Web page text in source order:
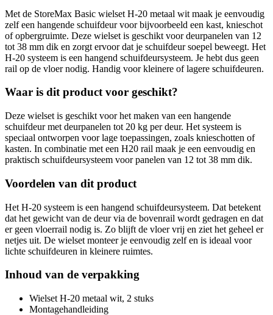
Met de StoreMax Basic wielset H-20 metaal wit maak je eenvoudig
zelf een hangende schuifdeur voor bijvoorbeeld een kast, knieschot
of opbergruimte. Deze wielset is geschikt voor deurpanelen van 12
tot 38 mm dik en zorgt ervoor dat je schuifdeur soepel beweegt. Het
H-20 systeem is een hangend schuifdeursysteem. Je hebt dus geen
rail op de vloer nodig. Handig voor kleinere of lagere schuifdeuren.
Waar is dit product voor geschikt?
Deze wielset is geschikt voor het maken van een hangende
schuifdeur met deurpanelen tot 20 kg per deur. Het systeem is
speciaal ontworpen voor lage toepassingen, zoals knieschotten of
kasten. In combinatie met een H20 rail maak je een eenvoudig en
praktisch schuifdeursysteem voor panelen van 12 tot 38 mm dik.
Voordelen van dit product
Het H-20 systeem is een hangend schuifdeursysteem. Dat betekent
dat het gewicht van de deur via de bovenrail wordt gedragen en dat
er geen vloerrail nodig is. Zo blijft de vloer vrij en ziet het geheel er
netjes uit. De wielset monteer je eenvoudig zelf en is ideaal voor
lichte schuifdeuren in kleinere ruimtes.
Inhoud van de verpakking
Wielset H-20 metaal wit, 2 stuks
Montagehandleiding